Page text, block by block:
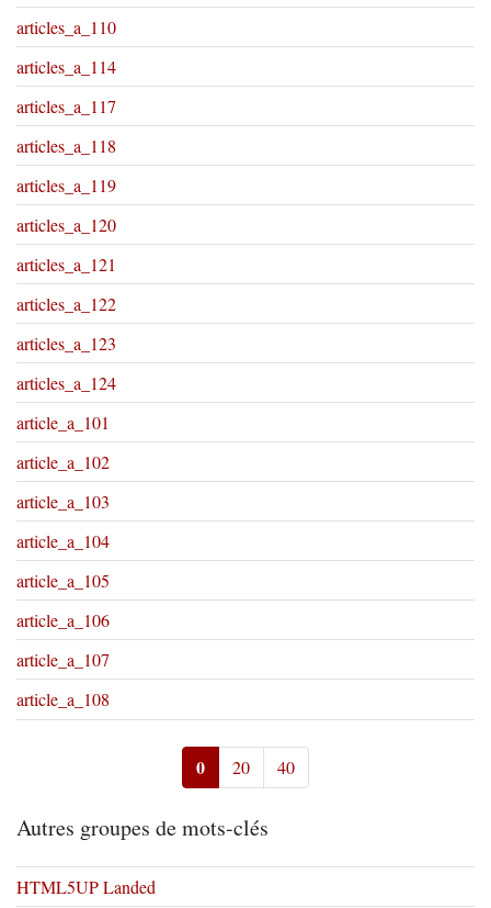
articles_a_110
articles_a_114
articles_a_117
articles_a_118
articles_a_119
articles_a_120
articles_a_121
articles_a_122
articles_a_123
articles_a_124
article_a_101
article_a_102
article_a_103
article_a_104
article_a_105
article_a_106
article_a_107
article_a_108
0 20 40
Autres groupes de mots-clés
HTML5UP Landed